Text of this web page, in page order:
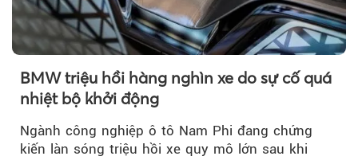
BMW triệu hồi hàng nghìn xe do sự cố quá
nhiệt bộ khởi động
Ngành công nghiệp ô tô Nam Phi đang chứng
kiến làn sóng triệu hồi xe quy mô lớn sau khi